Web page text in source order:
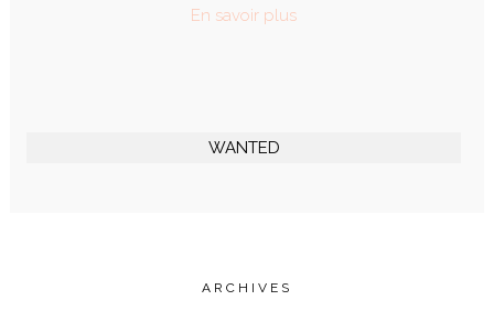
En savoir plus
WANTED
ARCHIVES